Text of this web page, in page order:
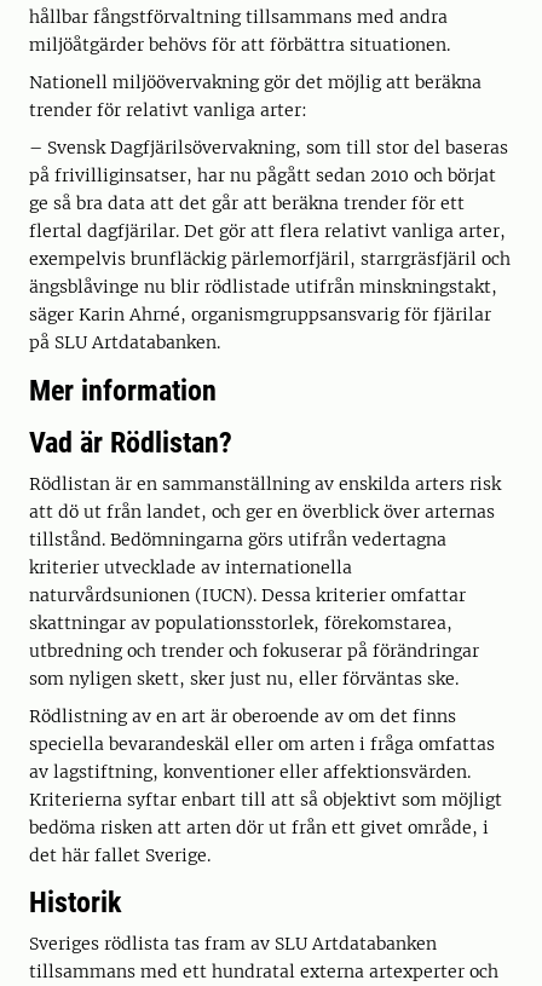
hållbar fångstförvaltning tillsammans med andra
miljöåtgärder behövs för att förbättra situationen.
Nationell miljöövervakning gör det möjlig att beräkna
trender för relativt vanliga arter:
– Svensk Dagfjärilsövervakning, som till stor del baseras
på frivilliginsatser, har nu pågått sedan 2010 och börjat
ge så bra data att det går att beräkna trender för ett
flertal dagfjärilar. Det gör att flera relativt vanliga arter,
exempelvis brunfläckig pärlemorfjäril, starrgräsfjäril och
ängsblåvinge nu blir rödlistade utifrån minskningstakt,
säger Karin Ahrné, organismgruppsansvarig för fjärilar
på SLU Artdatabanken.
Mer information
Vad är Rödlistan?
Rödlistan är en sammanställning av enskilda arters risk
att dö ut från landet, och ger en överblick över arternas
tillstånd. Bedömningarna görs utifrån vedertagna
kriterier utvecklade av internationella
naturvårdsunionen (IUCN). Dessa kriterier omfattar
skattningar av populationsstorlek, förekomstarea,
utbredning och trender och fokuserar på förändringar
som nyligen skett, sker just nu, eller förväntas ske.
Rödlistning av en art är oberoende av om det finns
speciella bevarandeskäl eller om arten i fråga omfattas
av lagstiftning, konventioner eller affektionsvärden.
Kriterierna syftar enbart till att så objektivt som möjligt
bedöma risken att arten dör ut från ett givet område, i
det här fallet Sverige.
Historik
Sveriges rödlista tas fram av SLU Artdatabanken
tillsammans med ett hundratal externa artexperter och